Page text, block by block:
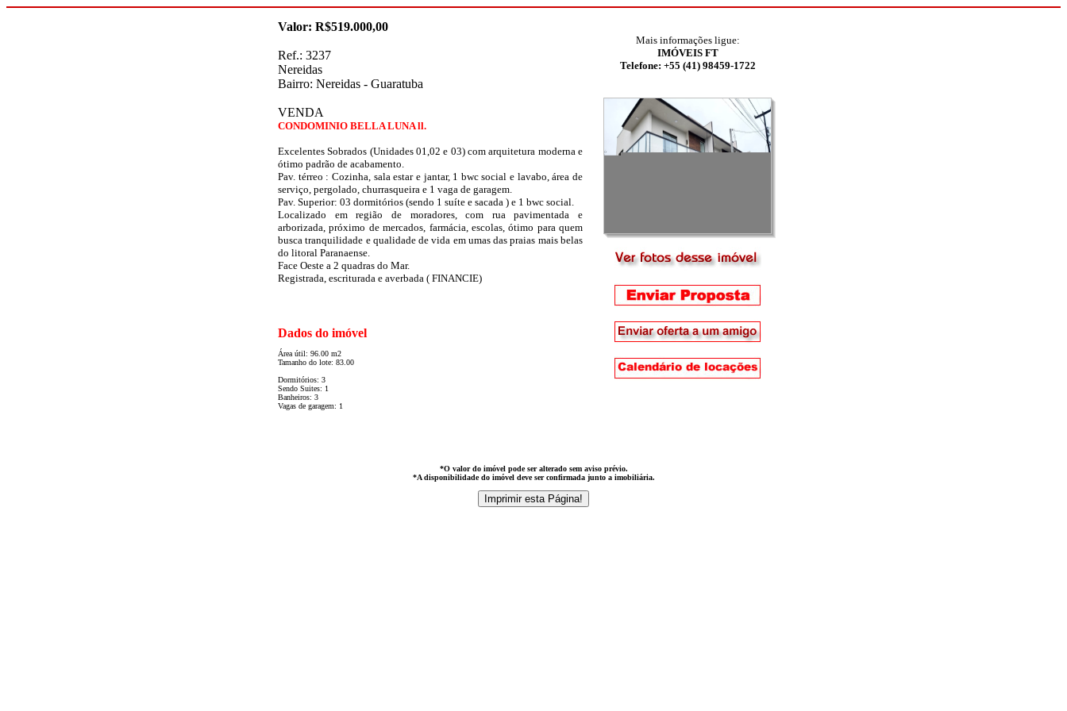
Valor: R$519.000,00
Ref.: 3237
Nereidas
Bairro: Nereidas - Guaratuba
VENDA
CONDOMINIO BELLA LUNA ll.
Excelentes Sobrados (Unidades 01,02 e 03) com arquitetura moderna e
ótimo padrão de acabamento.
Pav. térreo : Cozinha, sala estar e jantar, 1 bwc social e lavabo, área de
serviço, pergolado, churrasqueira e 1 vaga de garagem.
Pav. Superior: 03 dormitórios (sendo 1 suíte e sacada ) e 1 bwc social.
Localizado em região de moradores, com rua pavimentada e
arborizada, próximo de mercados, farmácia, escolas, ótimo para quem
busca tranquilidade e qualidade de vida em umas das praias mais belas
do litoral Paranaense.
Face Oeste a 2 quadras do Mar.
Registrada, escriturada e averbada ( FINANCIE)
Dados do imóvel
Área útil: 96.00 m2
Tamanho do lote: 83.00
Dormitórios: 3
Sendo Suites: 1
Banheiros: 3
Vagas de garagem: 1
Mais informações ligue:
IMÓVEIS FT
Telefone: +55 (41) 98459-1722
*O valor do imóvel pode ser alterado sem aviso prévio.
*A disponibilidade do imóvel deve ser confirmada junto a imobiliária.